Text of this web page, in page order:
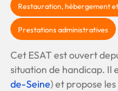
Restauration, hébergement
Prestations administratives
Cet ESAT est ouvert
situation de handicap. Il
de-Seine) et propose